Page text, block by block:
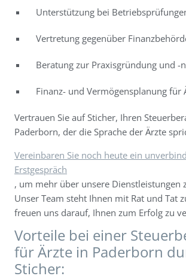
Unterstützung bei
Vertretung gegenüber
Beratung zur Praxisgründung und -
Finanz- und Vermögensplanung für
Vertrauen Sie auf Sticher, Ihren
Paderborn, der die Sprache der Ärzte
Vereinbaren Sie noch heute ein
Erstgespräch
, um mehr über unsere Dienstleistungen
Unser Team steht Ihnen mit Rat und Tat
freuen uns darauf, Ihnen zum Erfolg zu
Vorteile bei einer
für Ärzte in Paderborn
Sticher: